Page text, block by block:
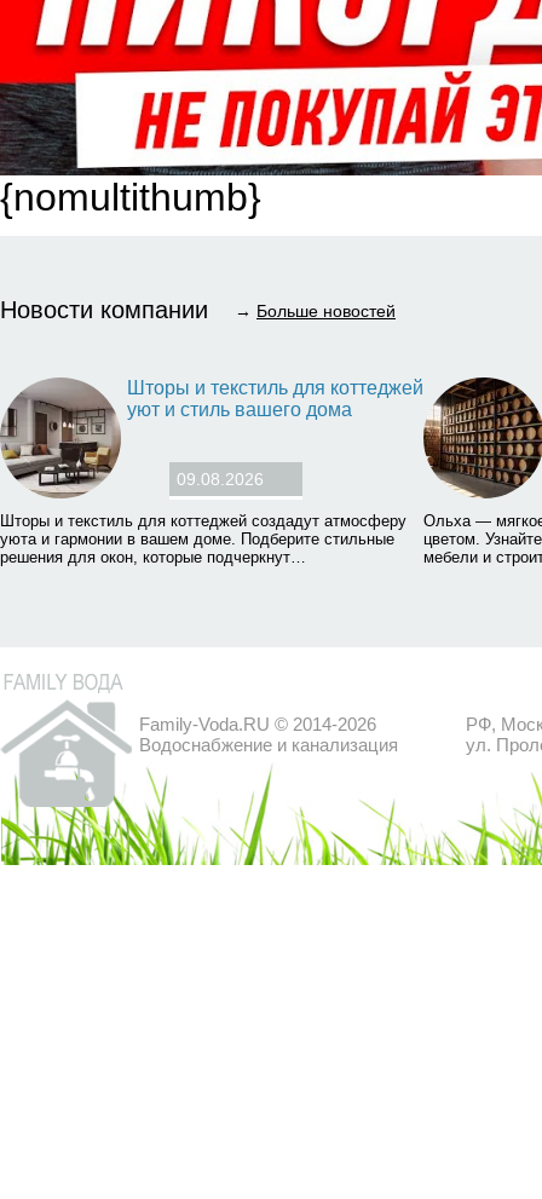
{nomultithumb}
Новости компании → Больше новостей
Шторы и текстиль для коттеджей
уют и стиль вашего дома
09.08.2026
Шторы и текстиль для коттеджей создадут атмосферу
уюта и гармонии в вашем доме. Подберите стильные
решения для окон, которые подчеркнут…
Ольха —
цветом.
мебели и
Family-Voda.RU © 2014-2026
Водоснабжение и канализация
РФ,
ул.